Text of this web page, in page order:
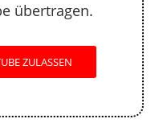
übertragen.
ZULASSEN